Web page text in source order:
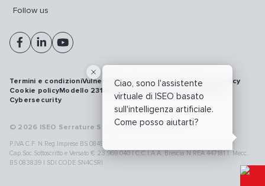
Ciao, sono l'assistente
virtuale di ISEO basato
sull'intelligenza artificiale.
Come posso aiutarti?
Follow us
© 2026 ISEO Serrature S.p.A. All right reserved
P.IVA C.F. N.Reg.Imprese BS 08499190018 | Cap.Soc.Deliberato € 24.340.965 |
Cap.Soc.Sottoscritto e Versato € 23.969.040 | C.C.I.A.A. Brescia N.REA 447181 |. Mecc.
BS 083839 | SDI CODE SN4CSRI
Termini e condizioniVulnerability disclosure policyPrivacy policy
Cookie policyModello 231WhistleblowingRichiamo prodotti
Cybersecurity